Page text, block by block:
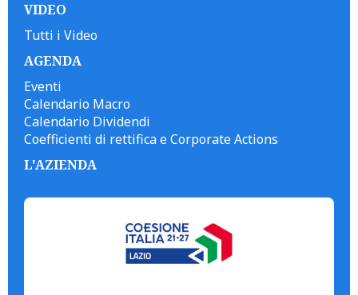
VIDEO
Tutti i Video
AGENDA
Eventi
Calendario Macro
Calendario Dividendi
Coefficienti di rettifica e Corporate Actions
L'AZIENDA